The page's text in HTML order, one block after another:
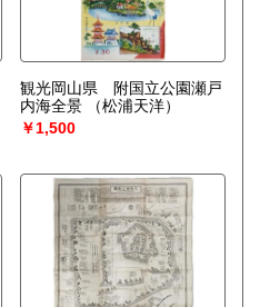
観光岡山県 附国立公園瀬戸
内海全景
（松浦天洋）
￥1,500